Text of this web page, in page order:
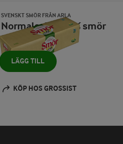
SVENSKT SMÖR FRÅN ARLA
Normalsaltat 82% smör
1000 g
LÄGG TILL
KÖP HOS GROSSIST